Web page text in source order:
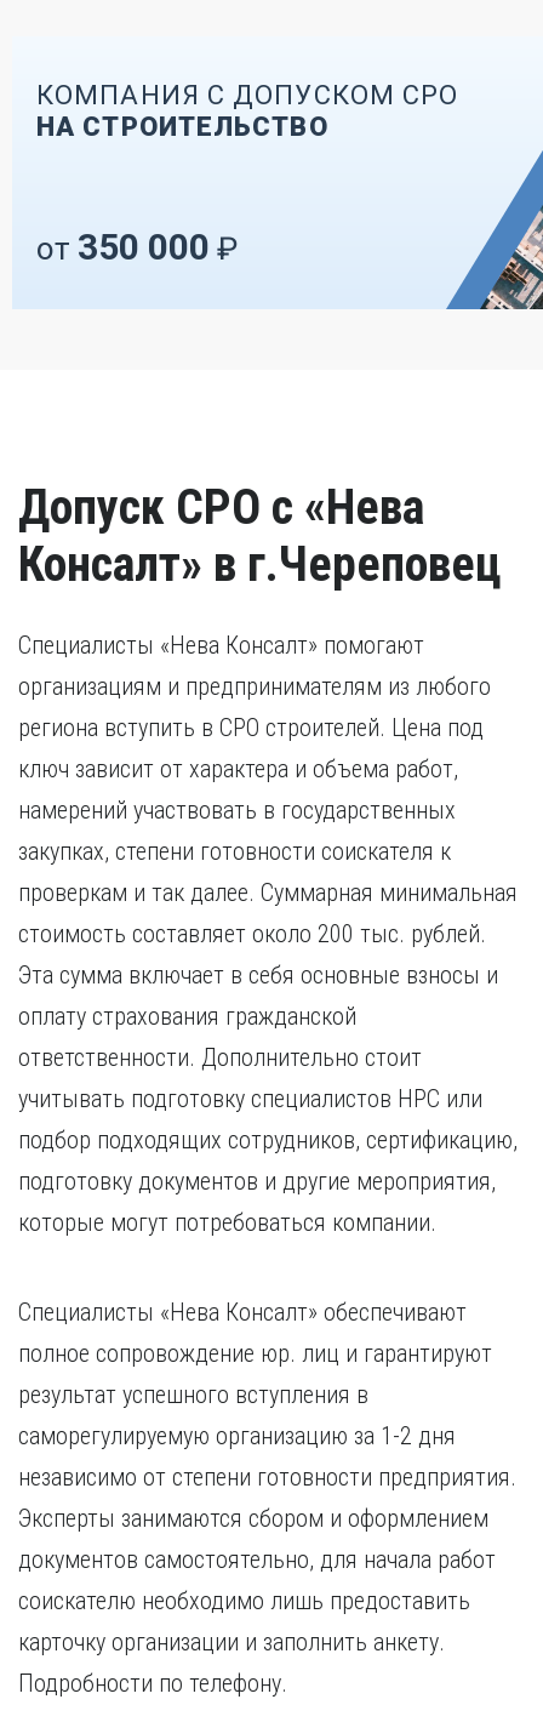
КОМПАНИЯ С ДОПУСКОМ СРО
НА СТРОИТЕЛЬСТВО
от 350 000 ₽
Допуск СРО с «Нева
Консалт» в г.Череповец
Специалисты «Нева Консалт» помогают
организациям и предпринимателям из любого
региона вступить в СРО строителей. Цена под
ключ зависит от характера и объема работ,
намерений участвовать в государственных
закупках, степени готовности соискателя к
проверкам и так далее. Суммарная минимальная
стоимость составляет около 200 тыс. рублей.
Эта сумма включает в себя основные взносы и
оплату страхования гражданской
ответственности. Дополнительно стоит
учитывать подготовку специалистов НРС или
подбор подходящих сотрудников, сертификацию,
подготовку документов и другие мероприятия,
которые могут потребоваться компании.
Специалисты «Нева Консалт» обеспечивают
полное сопровождение юр. лиц и гарантируют
результат успешного вступления в
саморегулируемую организацию за 1-2 дня
независимо от степени готовности предприятия.
Эксперты занимаются сбором и оформлением
документов самостоятельно, для начала работ
соискателю необходимо лишь предоставить
карточку организации и заполнить анкету.
Подробности по телефону.